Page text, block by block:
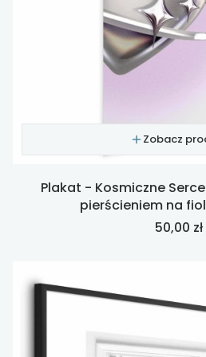
Zobacz
Plakat - Kosmiczne
pierścieniem na
Cena
50,00 zł